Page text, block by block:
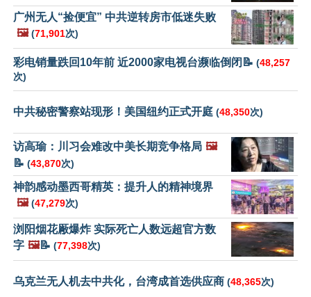
广州无人“捡便宜” 中共逆转房市低迷失败
🖼️ (71,901次)
彩电销量跌回10年前 近2000家电视台濒临倒闭📝 (48,257
次)
中共秘密警察站现形！美国纽约正式开庭 (48,350次)
访高瑜：川习会难改中美长期竞争格局 🖼️
📝 (43,870次)
神韵感动墨西哥精英：提升人的精神境界
🖼️ (47,279次)
浏阳烟花厰爆炸 实际死亡人数远超官方数
字 🖼️📝 (77,398次)
乌克兰无人机去中共化，台湾成首选供应商 (48,365次)